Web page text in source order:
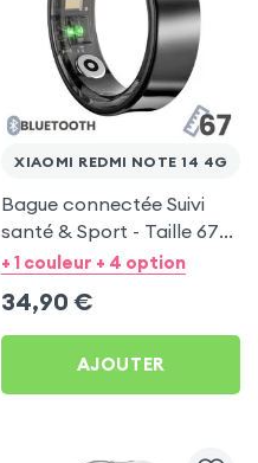
XIAOMI REDMI NOTE 14 4G
Bague connectée Suivi
santé & Sport - Taille 67
Noir
+ 1 couleur + 4 option
34,90 €
AJOUTER